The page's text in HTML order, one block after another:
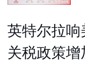
英特尔拉响
关税政策增